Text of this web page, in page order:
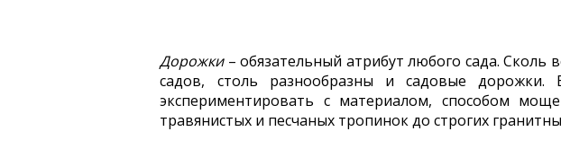
Дорожки– обязательный атрибут любого сада. Сколь
садов, столь разнообразны и садовые
экспериментировать с материалом, способом
травянистых и песчаных тропинок до строгих